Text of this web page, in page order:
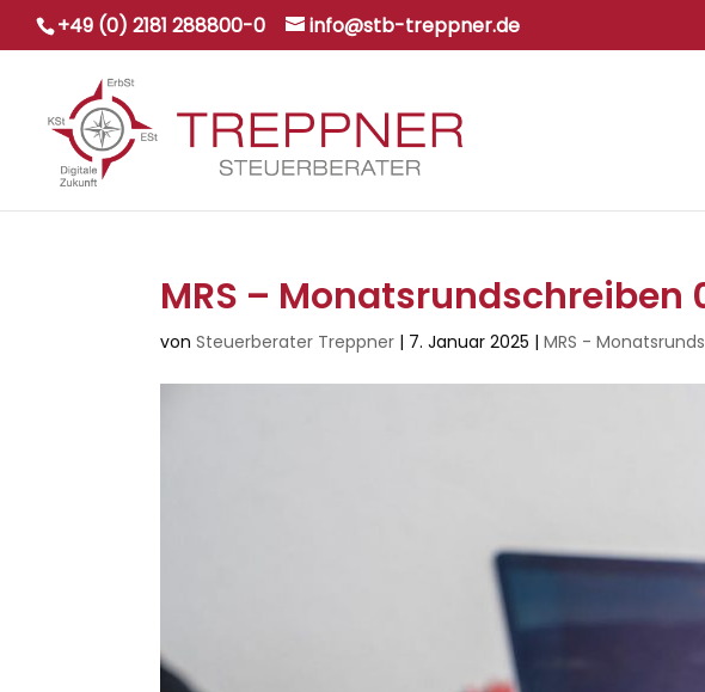
+49 (0) 2181 288800-0 info@stb-treppner.de
MRS – Monatsrundschreiben
vonSteuerberater Treppner | 7. Januar 2025 |MRS -